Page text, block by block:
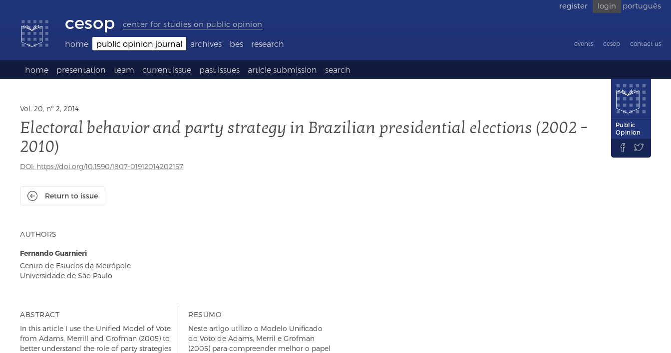
content
(Seletor
idioma)
cesop center for studies on public opinion
home public opinion journal
home presentation team current issue past issues article submission search
archives bes research events cesop contact us
register login português
Vol. 20, nº 2, 2014
Electoral behavior and party strategy in Brazilian presidential elections (2002 –
2010)
DOI: https://doi.org/10.1590/1807-01912014202157
Return to issue
Public
Opinion
 
AUTHORS
Fernando Guarnieri
Centro de Estudos da Metrópole
Universidade de São Paulo
ABSTRACT
In this article I use the Unified Model of Vote
from Adams, Merrill and Grofman (2005) to
better understand the role of party strategies
RESUMO
Neste artigo utilizo o Modelo Unificado
do Voto de Adams, Merril e Grofman
(2005) para compreender melhor o papel